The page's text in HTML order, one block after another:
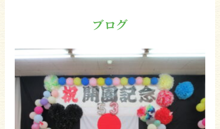
ブログ